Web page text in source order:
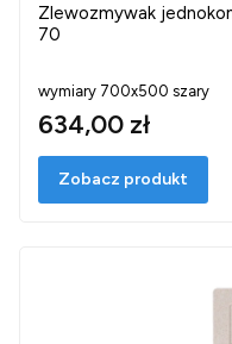
Zlewozmywak
70
wymiary 700x500 szary
634,00 zł
Zobacz produkt